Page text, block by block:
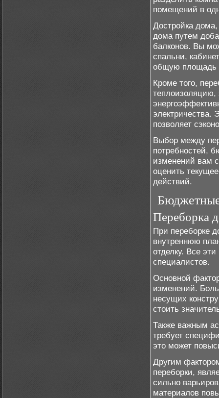
помещений в
Достройка
дома путем
балконов. Вы
спальни,
общую площадь
Кроме того,
теплоизоляцию,
электричества.
позволяет
Выбор между
потребностей,
изменений вам
оценить
действий.
Переборка
При переборке
внутреннюю
отделку. Все
специалистов.
Основной
изменений.
несущих
стоить
Также важным
требует
это может
Другим
переборки,
сильно
материалов